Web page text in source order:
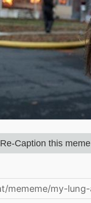
Re-Caption this meme